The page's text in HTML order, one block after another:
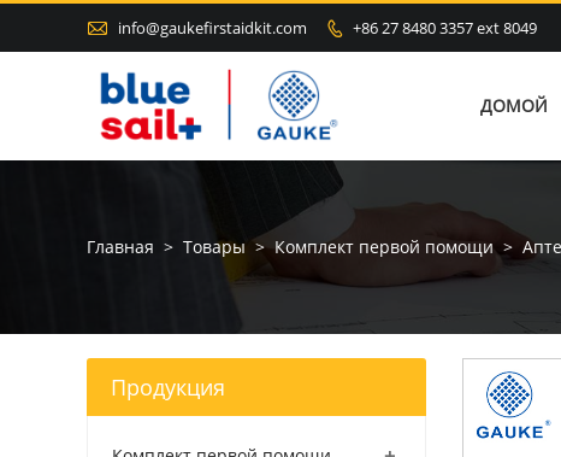
 info@gaukefirstaidkit.com  +86 27 8480 3357 ext 8049
ДОМОЙ
Главная > Товары > Комплект первой помощи >
Продукция